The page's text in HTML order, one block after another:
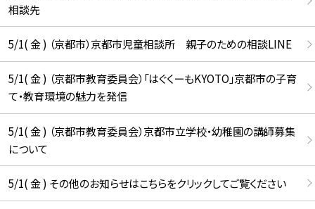
相談先
5/1( 金 ) （京都市）京都市児童相談所 親子のための相談LINE
5/1( 金 ) （京都市教育委員会）「はぐくーもKYOTO」京都市の子育
て・教育環境の魅力を発信
5/1( 金 ) （京都市教育委員会）京都市立学校・幼稚園の講師募集
について
5/1( 金 ) その他のお知らせはこちらをクリックしてご覧ください